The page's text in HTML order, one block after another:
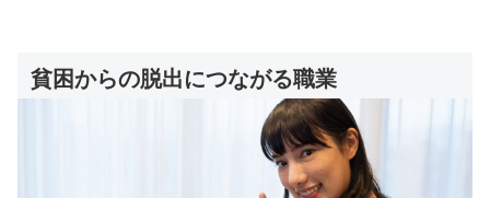
貧困からの脱出につながる職業